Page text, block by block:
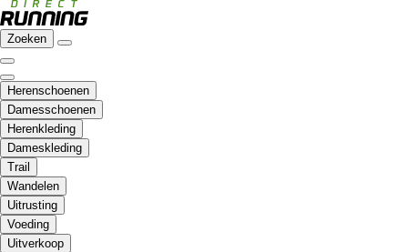
Zoeken
Herenschoenen
Damesschoenen
Herenkleding
Dameskleding
Trail
Wandelen
Uitrusting
Voeding
Uitverkoop